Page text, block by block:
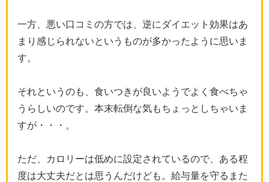
一方、悪い口コミの方では、逆にダイエット効果はあ
まり感じられないというものが多かったように思いま
す。
それというのも、食いつきが良いようでよく食べちゃ
うらしいのです。本末転倒な気もちょっとしちゃいま
すが・・・。
ただ、カロリーは低めに設定されているので、ある程
度は大丈夫だとは思うんだけども。給与量を守るまた